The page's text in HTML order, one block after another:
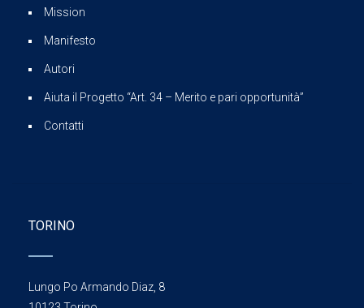
Mission
Manifesto
Autori
Aiuta il Progetto “Art. 34 – Merito e pari opportunità”
Contatti
TORINO
Lungo Po Armando Diaz, 8